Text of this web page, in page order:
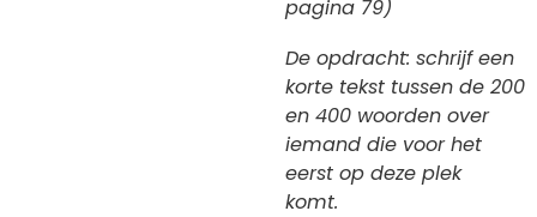
pagina 79)
De opdracht: schrijf een
korte tekst tussen de 200
en 400 woorden over
iemand die voor het
eerst op deze plek
komt.